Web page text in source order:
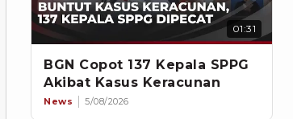
01:31
BGN Copot 137 Kepala SPPG
Akibat Kasus Keracunan
News 5/08/2026